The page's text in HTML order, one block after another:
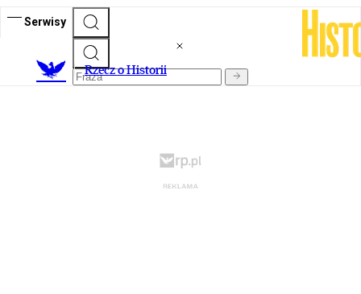
Serwisy
Rzecz o Historii